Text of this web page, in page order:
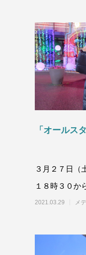
「オールス
３月２７日（
１８時３０か
放送されまし
2021.03.29 メ